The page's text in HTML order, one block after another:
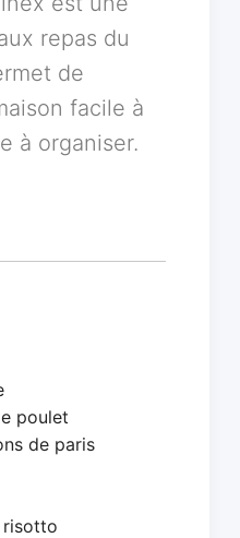
repas du
de
facile à
à organiser.
poulet
de paris
risotto